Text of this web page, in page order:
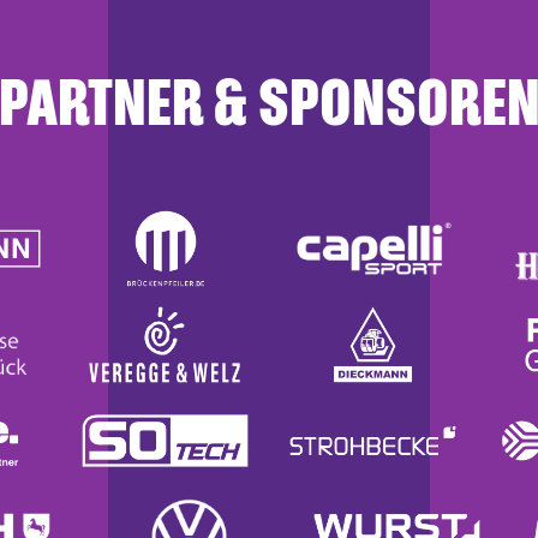
PARTNER &